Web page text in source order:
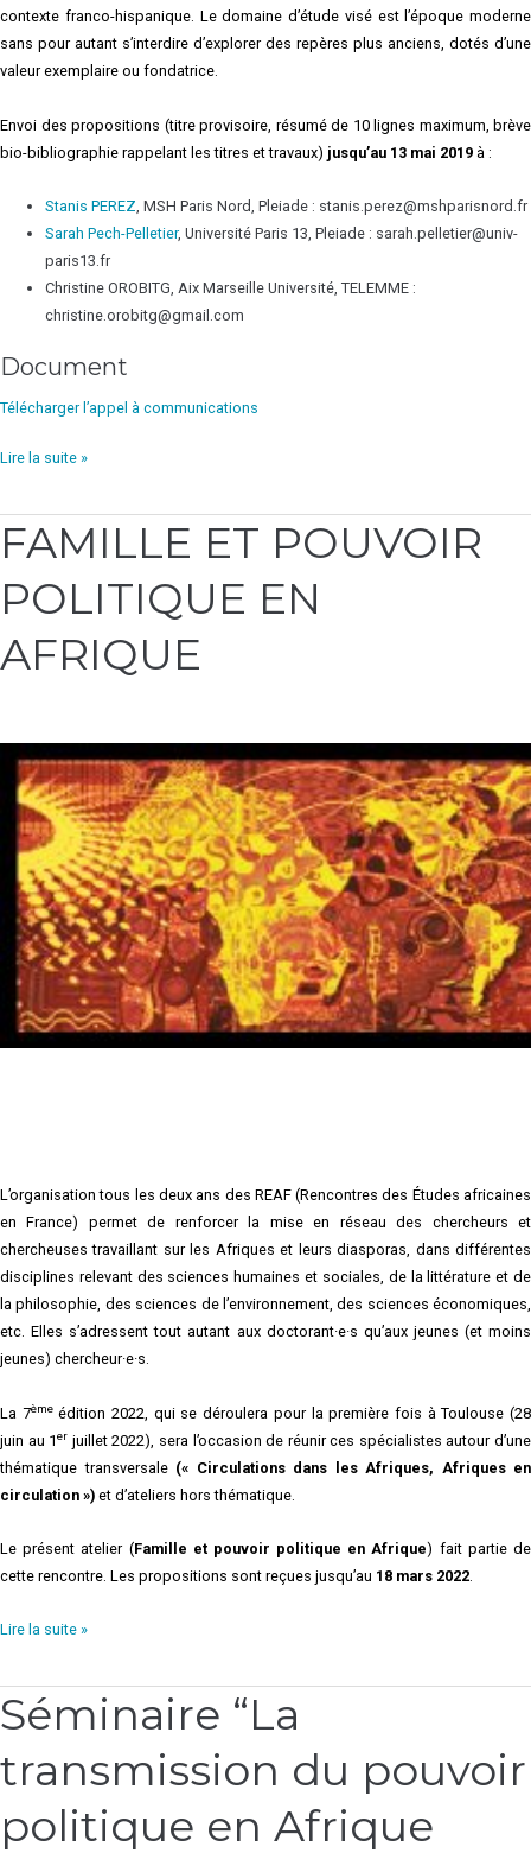
contexte franco-hispanique. Le domaine d’étude visé est l’époque moderne
sans pour autant s’interdire d’explorer des repères plus anciens, dotés d’une
valeur exemplaire ou fondatrice.
Envoi des propositions (titre provisoire, résumé de 10 lignes maximum, brève
bio-bibliographie rappelant les titres et travaux) jusqu’au 13 mai 2019 à :
Stanis PEREZ , MSH Paris Nord, Pleiade : stanis.perez@mshparisnord.fr
Sarah Pech-Pelletier, Université Paris 13, Pleiade : sarah.pelletier@univ-
paris13.fr
Christine OROBITG, Aix Marseille Université, TELEMME :
christine.orobitg@gmail.com
Document
Télécharger l’appel à communications
Lire la suite »
FAMILLE ET POUVOIR
POLITIQUE EN
AFRIQUE
L’organisation tous les deux ans des REAF (Rencontres des Études africaines
en France) permet de renforcer la mise en réseau des chercheurs et
chercheuses travaillant sur les Afriques et leurs diasporas, dans différentes
disciplines relevant des sciences humaines et sociales, de la littérature et de
la philosophie, des sciences de l’environnement, des sciences économiques,
etc. Elles s’adressent tout autant aux doctorant·e·s qu’aux jeunes (et moins
jeunes) chercheur·e·s.
La 7èmeédition 2022, qui se déroulera pour la première fois à Toulouse (28
juin au 1er juillet 2022), sera l’occasion de réunir ces spécialistes autour d’une
thématique transversale (« Circulations dans les Afriques, Afriques en
circulation ») et d’ateliers hors thématique.
Le présent atelier (Famille et pouvoir politique en Afrique) fait partie de
cette rencontre. Les propositions sont reçues jusqu’au 18 mars 2022
FAMILLE
ET
POUVOIR
POLITIQUE
EN
AFRIQUE
Lire la suite »
Séminaire “La
transmission du pouvoir
politique en Afrique
Séminaire
“La
du
politique